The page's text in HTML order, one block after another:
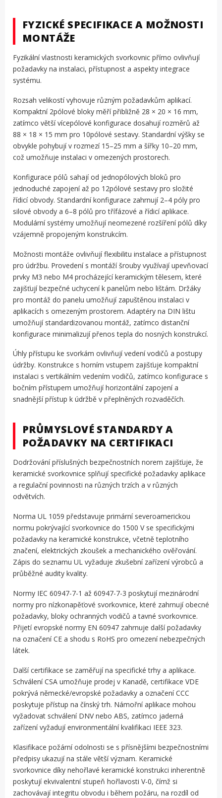
FYZICKÉ SPECIFIKACE A MOŽNOSTI
MONTÁŽE
Fyzikální vlastnosti keramických svorkovnic přímo ovlivňují
požadavky na instalaci, přístupnost a aspekty integrace
systému.
Rozsah velikostí vyhovuje různým požadavkům aplikací.
Kompaktní 2pólové bloky měří přibližně 28 × 20 × 16 mm,
zatímco větší vícepólové konfigurace dosahují rozměrů až
88 × 18 × 15 mm pro 10pólové sestavy. Standardní výšky se
obvykle pohybují v rozmezí 15–25 mm a šířky 10–20 mm,
což umožňuje instalaci v omezených prostorech.
Konfigurace pólů sahají od jednopólových bloků pro
jednoduché zapojení až po 12pólové sestavy pro složité
řídicí obvody. Standardní konfigurace zahrnují 2–4 póly pro
silové obvody a 6–8 pólů pro třífázové a řídicí aplikace.
Modulární systémy umožňují neomezené rozšíření pólů díky
vzájemně propojeným konstrukcím.
Možnosti montáže ovlivňují flexibilitu instalace a přístupnost
pro údržbu. Provedení s montáží šrouby využívají upevňovací
prvky M3 nebo M4 procházející keramickým tělesem, které
zajišťují bezpečné uchycení k panelům nebo lištám. Držáky
pro montáž do panelu umožňují zapuštěnou instalaci v
aplikacích s omezeným prostorem. Adaptéry na DIN lištu
umožňují standardizovanou montáž, zatímco distanční
konfigurace minimalizují přenos tepla do nosných konstrukcí.
Úhly přístupu ke svorkám ovlivňují vedení vodičů a postupy
údržby. Konstrukce s horním vstupem zajišťuje kompaktní
instalaci s vertikálním vedením vodičů, zatímco konfigurace s
bočním přístupem umožňují horizontální zapojení a
snadnější přístup k údržbě v přeplněných rozvaděčích.
PRŮMYSLOVÉ STANDARDY A
POŽADAVKY NA CERTIFIKACI
Dodržování příslušných bezpečnostních norem zajišťuje, že
keramické svorkovnice splňují specifické požadavky aplikace
a regulační povinnosti na různých trzích a v různých
odvětvích.
Norma UL 1059 představuje primární severoamerickou
normu pokrývající svorkovnice do 1500 V se specifickými
požadavky na keramické konstrukce, včetně teplotního
značení, elektrických zkoušek a mechanického ověřování.
Zápis do seznamu UL vyžaduje zkušební zařízení výrobců a
průběžné audity kvality.
Normy IEC 60947-7-1 až 60947-7-3 poskytují mezinárodní
normy pro nízkonapěťové svorkovnice, které zahrnují obecné
požadavky, bloky ochranných vodičů a tavné svorkovnice.
Přijetí evropské normy EN 60947 zahrnuje další požadavky
na označení CE a shodu s RoHS pro omezení nebezpečných
látek.
Další certifikace se zaměřují na specifické trhy a aplikace.
Schválení CSA umožňuje prodej v Kanadě, certifikace VDE
pokrývá německé/evropské požadavky a označení CCC
poskytuje přístup na čínský trh. Námořní aplikace mohou
vyžadovat schválení DNV nebo ABS, zatímco jaderná
zařízení vyžadují environmentální kvalifikaci IEEE 323.
Klasifikace požární odolnosti se s přísnějšími bezpečnostními
předpisy ukazují na stále větší význam. Keramické
svorkovnice díky nehořlavé keramické konstrukci inherentně
poskytují ekvivalentní stupeň hořlavosti V-0, čímž si
zachovávají integritu obvodu i během požáru, na rozdíl od